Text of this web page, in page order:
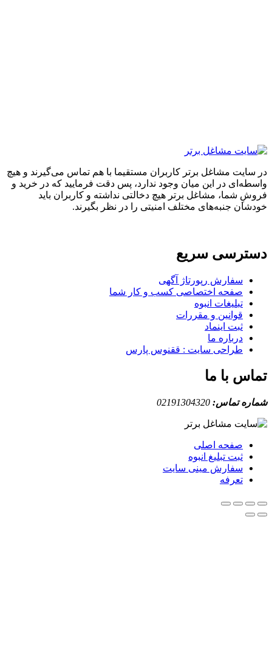
مشاغل برتر کاربران مستقیما با هم تماس می‌گیرند و هیچ
در این میان وجود ندارد، پس دقت فرمایید که در خرید و
شما، مشاغل برتر هیچ دخالتی نداشته و کاربران باید
جنبه‌های مختلف امنیتی را در نظر بگیرند.
سریع
سفارش رپورتاژ آگهی
صفحه اختصاصی کسب و کار شما
تبلیغات انبوه
قوانین و مقررات
ثبت اینماد
درباره ما
طراحی سایت : ققنوس پارس
با ما
تماس:02191304320
صفحه اصلی
ثبت تبلیغ انبوه
سفارش مینی سایت
تعرفه